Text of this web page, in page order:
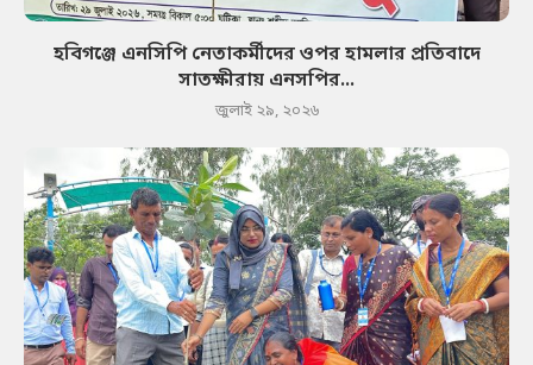
হবিগঞ্জে এনসিপি নেতাকর্মীদের ওপর হামলার প্রতিবাদে
সাতক্ষীরায় এনসপির...
জুলাই ২৯, ২০২৬